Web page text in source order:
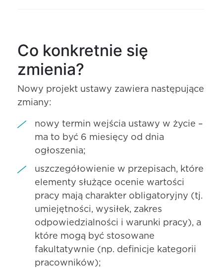
Co konkretnie się
zmienia?
Nowy projekt ustawy zawiera następujące
zmiany:
nowy termin wejścia ustawy w życie –
ma to być 6 miesięcy od dnia
ogłoszenia;
uszczegółowienie w przepisach, które
elementy służące ocenie wartości
pracy mają charakter obligatoryjny (tj.
umiejętności, wysiłek, zakres
odpowiedzialności i warunki pracy), a
które mogą być stosowane
fakultatywnie (np. definicje kategorii
pracowników);